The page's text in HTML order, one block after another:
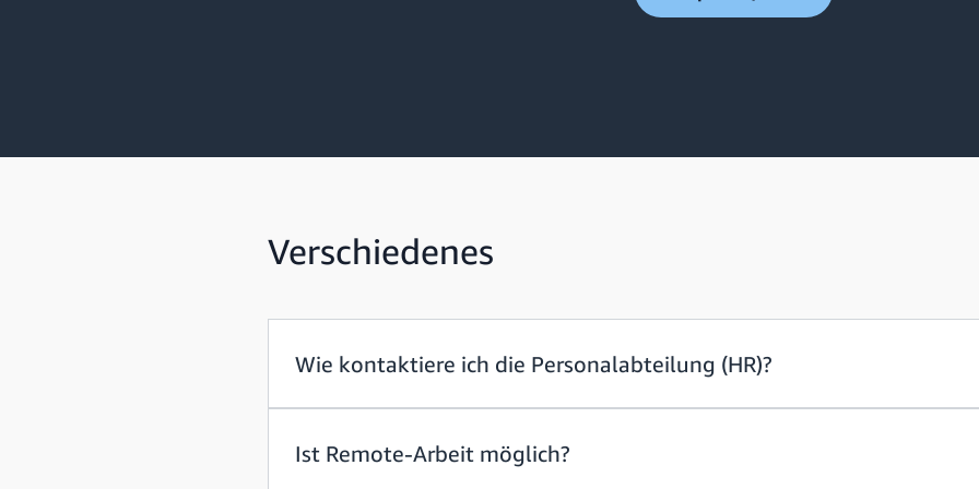
Verschiedenes
Wie kontaktiere ich die Personalabteilung (HR)?
Ist Remote-Arbeit möglich?